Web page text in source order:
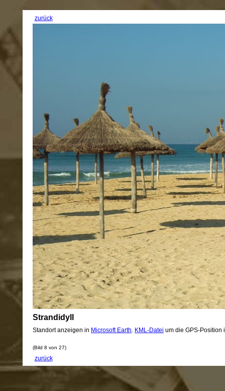
zurück
Strandidyll
Standort anzeigen in Microsoft Earth KML-Datei um die GPS-Position
(Bild 8 von 27)
zurück